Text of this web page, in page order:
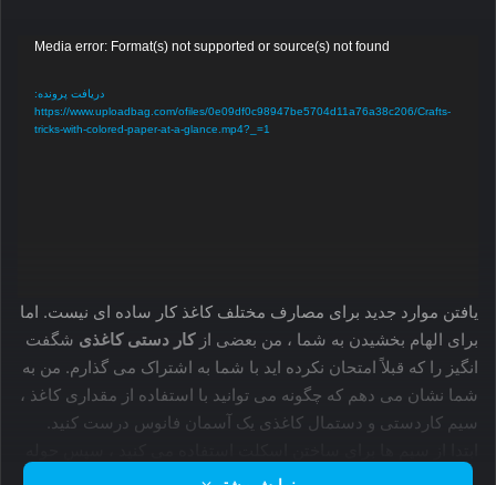
Media error: Format(s) not supported or source(s) not found
دریافت پرونده:
https://www.uploadbag.com/ofiles/0e09df0c98947be5704d11a76a38c206/Crafts-
tricks-with-colored-paper-at-a-glance.mp4?_=1
یافتن موارد جدید برای مصارف مختلف کاغذ کار ساده ای نیست. اما
برای الهام بخشیدن به شما ، من بعضی ازکار دستی کاغذی شگفت
انگیز را که قبلاً امتحان نکرده اید با شما به اشتراک می گذارم. من به
شما نشان می دهم که چگونه می توانید با استفاده از مقداری کاغذ ،
سیم کاردستی و دستمال کاغذی یک آسمان فانوس درست کنید.
کاغذی / کاغذی را در موم ذوب شده خیس می کنید تا بعداً آن را